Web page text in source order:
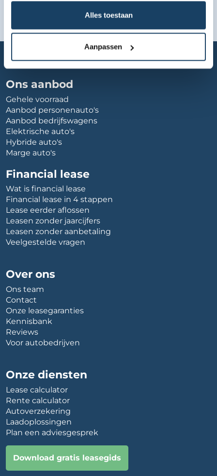
Alles toestaan
Aanpassen
nissan-drachten
Ons aanbod
Gehele voorraad
Aanbod personenauto's
Aanbod bedrijfswagens
Elektrische auto's
Hybride auto's
Marge auto's
Financial lease
Wat is financial lease
Financial lease in 4 stappen
Lease eerder aflossen
Leasen zonder jaarcijfers
Leasen zonder aanbetaling
Veelgestelde vragen
Over ons
Ons team
Contact
Onze leasegaranties
Kennisbank
Reviews
Voor autobedrijven
Onze diensten
Lease calculator
Rente calculator
Autoverzekering
Laadoplossingen
Plan een adviesgesprek
Download gratis leasegids